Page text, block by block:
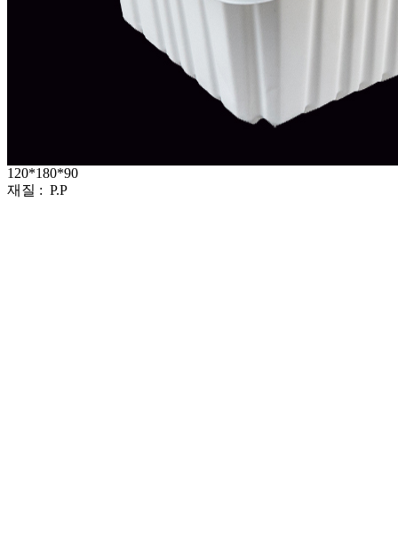
120*180*90
재질 : P.P